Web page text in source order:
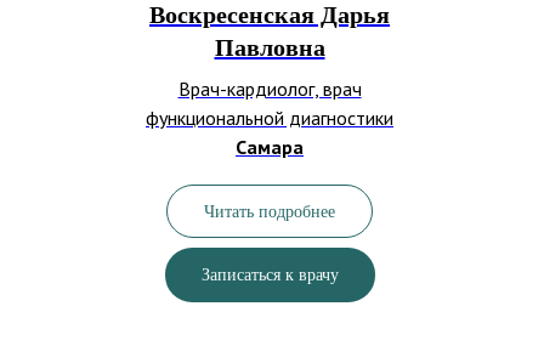
Воскресенская Дарья
Павловна
Врач-кардиолог, врач
функциональной диагностики
Самара
Читать подробнее
Записаться к врачу